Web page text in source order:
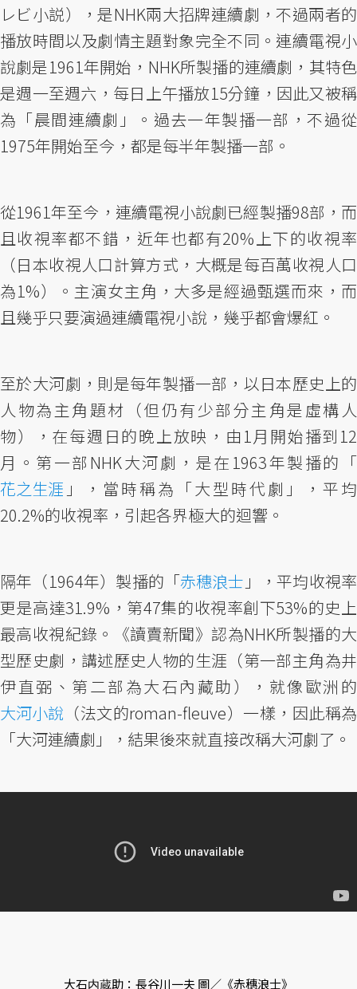
レビ小説），是NHK兩大招牌連續劇，不過兩者的
播放時間以及劇情主題對象完全不同。連續電視小
說劇是1961年開始，NHK所製播的連續劇，其特色
是週一至週六，每日上午播放15分鐘，因此又被稱
為「晨間連續劇」。過去一年製播一部，不過從
1975年開始至今，都是每半年製播一部。
從1961年至今，連續電視小說劇已經製播98部，而
且收視率都不錯，近年也都有20%上下的收視率
（日本收視人口計算方式，大概是每百萬收視人口
為1%）。主演女主角，大多是經過甄選而來，而
且幾乎只要演過連續電視小說，幾乎都會爆紅。
至於大河劇，則是每年製播一部，以日本歷史上的
人物為主角題材（但仍有少部分主角是虛構人
物），在每週日的晚上放映，由1月開始播到12
月。第一部NHK大河劇，是在1963年製播的「
花之生涯 」，當時稱為「大型時代劇」，平均
20.2%的收視率，引起各界極大的迴響。
隔年（1964年）製播的「赤穗浪士 」，平均收視率
更是高達31.9%，第47集的收視率創下53%的史上
最高收視紀錄。《讀賣新聞》認為NHK所製播的大
型歷史劇，講述歷史人物的生涯（第一部主角為井
伊直弼、第二部為大石內藏助），就像歐洲的
大河小說 （法文的roman-fleuve）一樣，因此稱為
「大河連續劇」，結果後來就直接改稱大河劇了。
大石内蔵助：長谷川一夫 圖／《赤穗浪士》